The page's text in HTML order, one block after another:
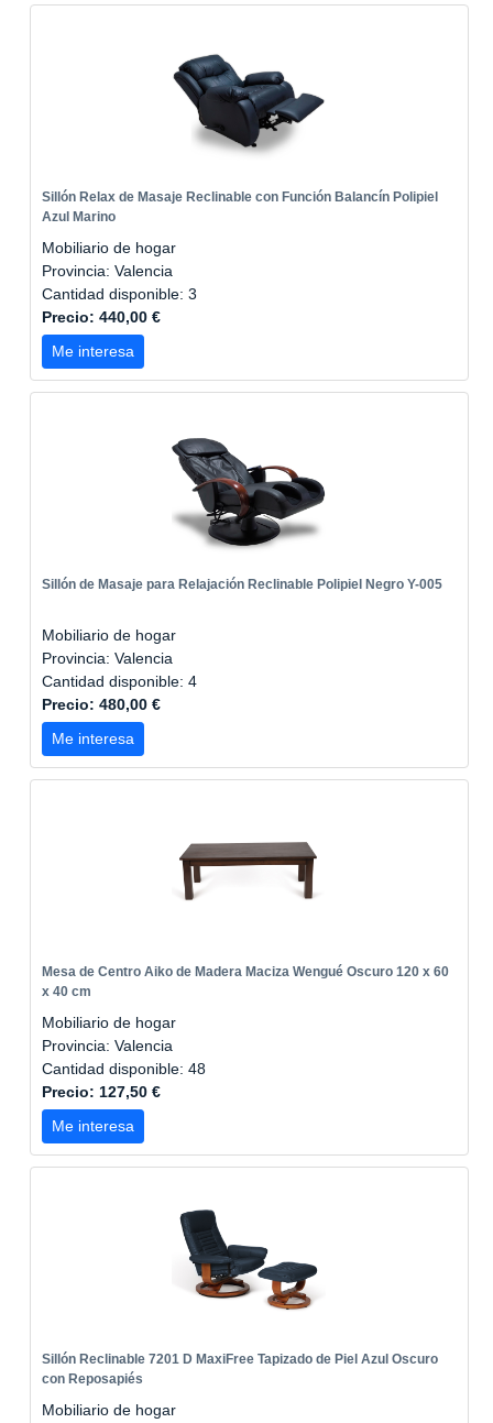
Sillón Relax de Masaje Reclinable con Función Balancín Polipiel
Azul Marino
Mobiliario de hogar
Provincia: Valencia
Cantidad disponible: 3
Precio: 440,00 €
Me interesa
Sillón de Masaje para Relajación Reclinable Polipiel Negro Y-005
Mobiliario de hogar
Provincia: Valencia
Cantidad disponible: 4
Precio: 480,00 €
Me interesa
Mesa de Centro Aiko de Madera Maciza Wengué Oscuro 120 x 60
x 40 cm
Mobiliario de hogar
Provincia: Valencia
Cantidad disponible: 48
Precio: 127,50 €
Me interesa
Sillón Reclinable 7201 D MaxiFree Tapizado de Piel Azul Oscuro
con Reposapiés
Mobiliario de hogar